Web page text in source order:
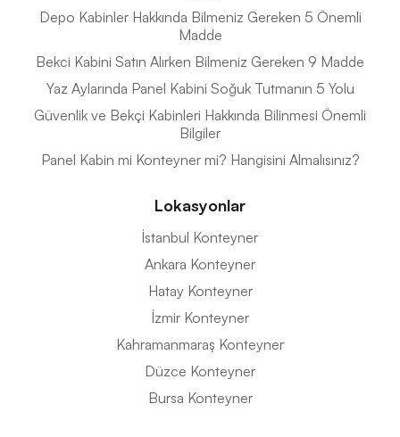
Depo Kabinler Hakkında Bilmeniz Gereken 5 Önemli
Madde
Bekci Kabini Satın Alırken Bilmeniz Gereken 9 Madde
Yaz Aylarında Panel Kabini Soğuk Tutmanın 5 Yolu
Güvenlik ve Bekçi Kabinleri Hakkında Bilinmesi Önemli
Bilgiler
Panel Kabin mi Konteyner mi? Hangisini Almalısınız?
Lokasyonlar
İstanbul Konteyner
Ankara Konteyner
Hatay Konteyner
İzmir Konteyner
Kahramanmaraş Konteyner
Düzce Konteyner
Bursa Konteyner